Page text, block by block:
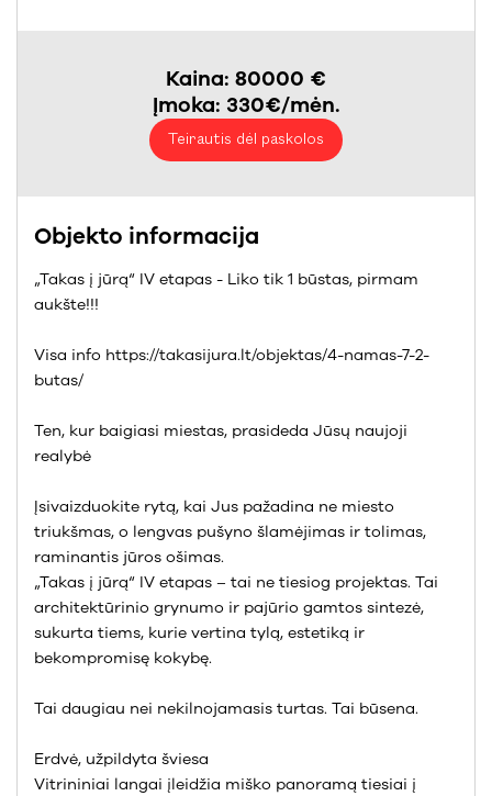
Kaina: 80000 €
Įmoka: 330€/mėn.
Teirautis dėl paskolos
Objekto informacija
„Takas į jūrą“ IV etapas - Liko tik 1 būstas, pirmam
aukšte!!!
Visa info https://takasijura.lt/objektas/4-namas-7-2-
butas/
Ten, kur baigiasi miestas, prasideda Jūsų naujoji
realybė
Įsivaizduokite rytą, kai Jus pažadina ne miesto
triukšmas, o lengvas pušyno šlamėjimas ir tolimas,
raminantis jūros ošimas.
„Takas į jūrą“ IV etapas – tai ne tiesiog projektas. Tai
architektūrinio grynumo ir pajūrio gamtos sintezė,
sukurta tiems, kurie vertina tylą, estetiką ir
bekompromisę kokybę.
Tai daugiau nei nekilnojamasis turtas. Tai būsena.
Erdvė, užpildyta šviesa
Vitrininiai langai įleidžia miško panoramą tiesiai į